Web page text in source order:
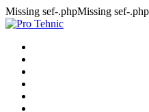
Missing sef-.phpMissing sef-